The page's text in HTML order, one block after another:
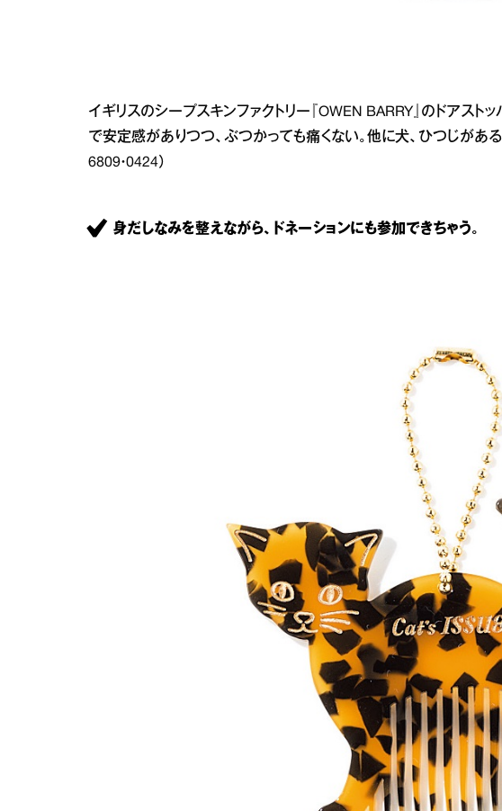
イギリスのシープスキンファクトリー『OWEN BARRY』のドアスト
で安定感がありつつ、ぶつかっても痛くない。他に犬、ひつじがある
6809・0424）
身だしなみを整えながら、ドネーションにも参加できちゃう。